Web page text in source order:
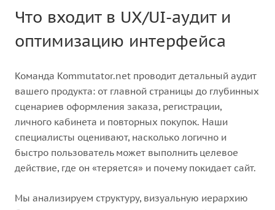
Что входит в UX/UI-аудит и
оптимизацию интерфейса
Команда Kommutator.net проводит детальный аудит
вашего продукта: от главной страницы до глубинных
сценариев оформления заказа, регистрации,
личного кабинета и повторных покупок. Наши
специалисты оценивают, насколько логично и
быстро пользователь может выполнить целевое
действие, где он «теряется» и почему покидает сайт.
Мы анализируем структуру, визуальную иерархию